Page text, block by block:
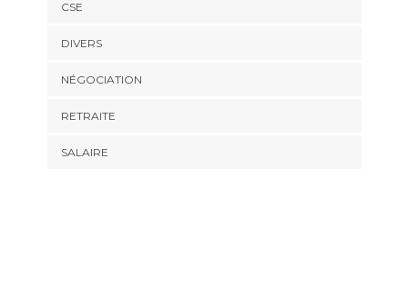
CSE
DIVERS
NÉGOCIATION
RETRAITE
SALAIRE